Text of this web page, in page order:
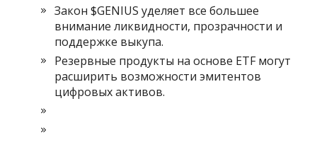
Закон $GENIUS уделяет все большее
внимание ликвидности, прозрачности и
поддержке выкупа.
Резервные продукты на основе ETF могут
расширить возможности эмитентов
цифровых активов.